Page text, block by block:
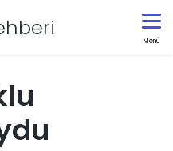
Menü